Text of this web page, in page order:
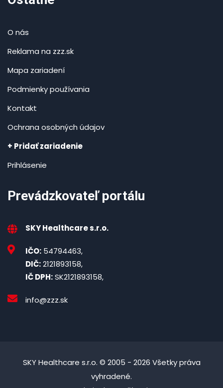
O nás
Reklama na zzz.sk
Mapa zariadení
Podmienky používania
Kontakt
Ochrana osobných údajov
+ Pridať zariadenie
Prihlásenie
Prevádzkovateľ portálu
SKY Healthcare s.r.o.
IČO: 54794463,
DIČ:2121893158,
IČ DPH:SK2121893158,
info@zzz.sk
SKY Healthcare s.r.o. © 2005 - 2026 Všetky práva
vyhradené.